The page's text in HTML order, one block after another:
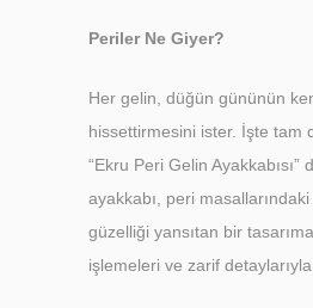
Periler Ne Giyer?
Her gelin, düğün gününün
hissettirmesini ister. İşte tam
“Ekru Peri Gelin Ayakkabısı”
ayakkabı, peri
güzelliği yansıtan bir
işlemeleri ve zarif